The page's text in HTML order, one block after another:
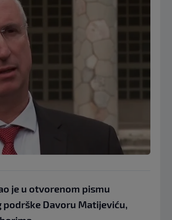
je u otvorenom pismu
podrške Davoru Matijeviću,